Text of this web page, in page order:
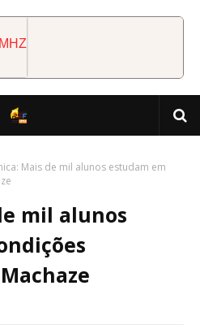
ÚtuFM 102.1MHZ
Mais de mil alunos estudam em
mil alunos